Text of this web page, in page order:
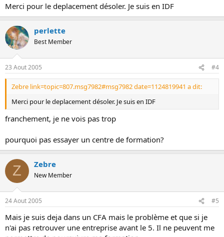
Merci pour le deplacement désoler. Je suis en IDF
perlette
Best Member
23 Aout 2005 #4
Zebre link=topic=807.msg7982#msg7982 date=1124819941 a dit:
Merci pour le deplacement désoler. Je suis en IDF
franchement, je ne vois pas trop
pourquoi pas essayer un centre de formation?
Z Zebre
New Member
24 Aout 2005 #5
Mais je suis deja dans un CFA mais le problème et que si je
n'ai pas retrouver une entreprise avant le 5. Il ne peuvent me